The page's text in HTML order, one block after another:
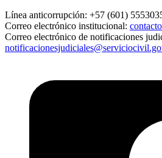
Línea anticorrupción: +57 (601)
Correo electrónico institucional:
Correo electrónico de notificaciones